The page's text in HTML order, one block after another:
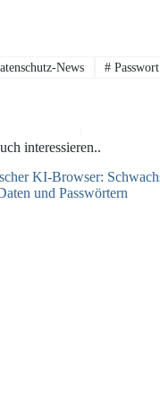
News # Passwort
interessieren..